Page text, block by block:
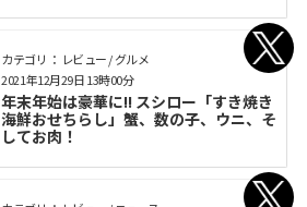
カテゴリ： レビュー / グルメ
年末年始は豪華に!! スシロー「すき焼き
海鮮おせちらし」蟹、数の子、ウニ、そ
してお肉！
2021年12月29日 13時00分